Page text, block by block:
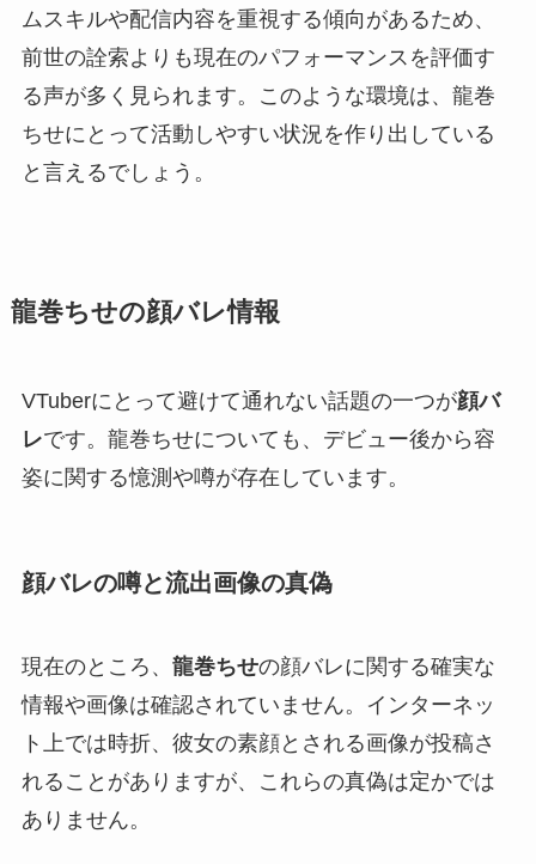
ムスキルや配信内容を重視する傾向があるため、
前世の詮索よりも現在のパフォーマンスを評価す
る声が多く見られます。このような環境は、龍巻
ちせにとって活動しやすい状況を作り出している
と言えるでしょう。
龍巻ちせの顔バレ情報
VTuberにとって避けて通れない話題の一つが顔バ
レです。龍巻ちせについても、デビュー後から容
姿に関する憶測や噂が存在しています。
顔バレの噂と流出画像の真偽
現在のところ、 龍巻ちせの顔バレに関する確実な
情報や画像は確認されていません。インターネッ
ト上では時折、彼女の素顔とされる画像が投稿さ
れることがありますが、これらの真偽は定かでは
ありません。